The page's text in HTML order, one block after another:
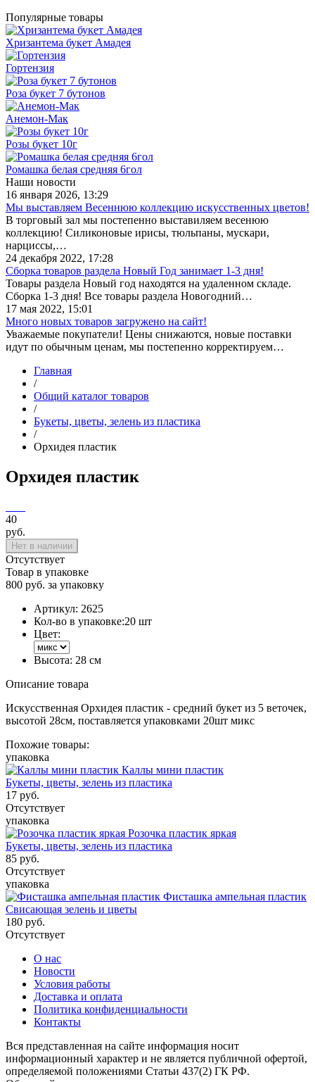
Популярные товары
Хризантема букет Амадея
Гортензия
Роза букет 7 бутонов
Анемон-Мак
Розы букет 10г
Ромашка белая средняя 6гол
Наши новости
16 января 2026, 13:29
Мы выставляем Весеннюю коллекцию искусственных цветов!
В торговый зал мы постепенно выставиляем весенюю
коллекцию! Силиконовые ирисы, тюльпаны, мускари,
нарциссы,…
24 декабря 2022, 17:28
Сборка товаров раздела Новый Год занимает 1-3 дня!
Товары раздела Новый год находятся на удаленном складе.
Сборка 1-3 дня! Все товары раздела Новогодний…
17 мая 2022, 15:01
Много новых товаров загружено на сайт!
Уважаемые покупатели! Цены снижаются, новые поставки
идут по обычным ценам, мы постепенно корректируем…
Главная
/
Общий каталог товаров
/
Букеты, цветы, зелень из пластика
/
Орхидея пластик
Орхидея пластик
40
руб.
Нет в наличии
Отсутствует
Товар в упаковке
800 руб. за упаковку
Артикул: 2625
Кол-во в упаковке:20 шт
Цвет:
Высота: 28 см
Описание товара
Искусственная Орхидея пластик - средний букет из 5 веточек,
высотой 28см, поставляется упаковками 20шт микс
Похожие товары:
упаковка
Каллы мини пластик
Букеты, цветы, зелень из пластика
17 руб.
Отсутствует
упаковка
Розочка пластик яркая
Букеты, цветы, зелень из пластика
85 руб.
Отсутствует
упаковка
Фисташка ампельная пластик
Свисающая зелень и цветы
180 руб.
Отсутствует
О нас
Новости
Условия работы
Доставка и оплата
Политика конфиденциальности
Контакты
Вся представленная на сайте информация носит
информационный характер и не является публичной офертой,
определяемой положениями Статьи 437(2) ГК РФ.